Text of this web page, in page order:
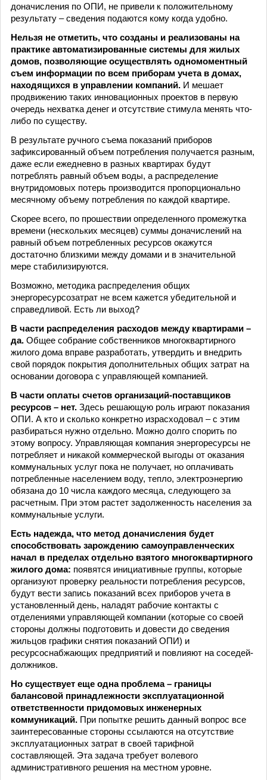
доначисления по ОПИ, не привели к положительному
результату – сведения подаются кому когда удобно.
Нельзя не отметить, что созданы и реализованы на
практике автоматизированные системы для жилых
домов, позволяющие осуществлять одномоментный
съем информации по всем приборам учета в домах,
находящихся в управлении компаний. И мешает
продвижению таких инновационных проектов в первую
очередь нехватка денег и отсутствие стимула менять что-
либо по существу.
В результате ручного съема показаний приборов
зафиксированный объем потребления получается разным,
даже если ежедневно в разных квартирах будут
потреблять равный объем воды, а распределение
внутридомовых потерь производится пропорционально
месячному объему потребления по каждой квартире.
Скорее всего, по прошествии определенного промежутка
времени (нескольких месяцев) суммы доначислений на
равный объем потребленных ресурсов окажутся
достаточно близкими между домами и в значительной
мере стабилизируются.
Возможно, методика распределения общих
энергоресурсозатрат не всем кажется убедительной и
справедливой. Есть ли выход?
В части распределения расходов между квартирами –
да. Общее собрание собственников многоквартирного
жилого дома вправе разработать, утвердить и внедрить
свой порядок покрытия дополнительных общих затрат на
основании договора с управляющей компанией.
В части оплаты счетов организаций-поставщиков
ресурсов – нет. Здесь решающую роль играют показания
ОПИ. А кто и сколько конкретно израсходовал – с этим
разбираться нужно отдельно. Можно долго спорить по
этому вопросу. Управляющая компания энергоресурсы не
потребляет и никакой коммерческой выгоды от оказания
коммунальных услуг пока не получает, но оплачивать
потребленные населением воду, тепло, электроэнергию
обязана до 10 числа каждого месяца, следующего за
расчетным. При этом растет задолженность населения за
коммунальные услуги.
Есть надежда, что метод доначисления будет
способствовать зарождению самоуправленческих
начал в пределах отдельно взятого многоквартирного
жилого дома: появятся инициативные группы, которые
организуют проверку реальности потребления ресурсов,
будут вести запись показаний всех приборов учета в
установленный день, наладят рабочие контакты с
отделениями управляющей компании (которые со своей
стороны должны подготовить и довести до сведения
жильцов графики снятия показаний ОПИ) и
ресурсоснабжающих предприятий и повлияют на соседей-
должников.
Но существует еще одна проблема – границы
балансовой принадлежности эксплуатационной
ответственности придомовых инженерных
коммуникаций. При попытке решить данный вопрос все
заинтересованные стороны ссылаются на отсутствие
эксплуатационных затрат в своей тарифной
составляющей. Эта задача требует волевого
административного решения на местном уровне.